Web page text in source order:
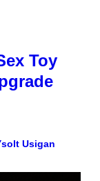
Toy
Usigan